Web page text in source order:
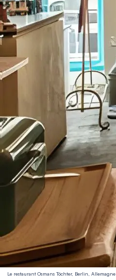
Le restaurant Osmans Töchter, Berlin, Allemagne